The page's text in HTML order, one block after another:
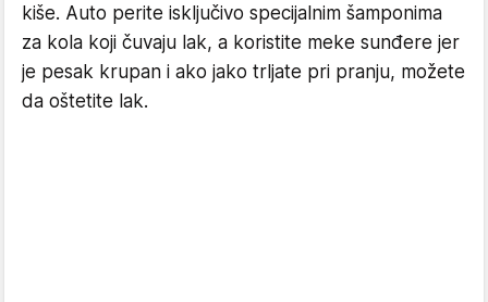
kiše. Auto perite isključivo specijalnim šamponima
za kola koji čuvaju lak, a koristite meke sunđere jer
je pesak krupan i ako jako trljate pri pranju, možete
da oštetite lak.